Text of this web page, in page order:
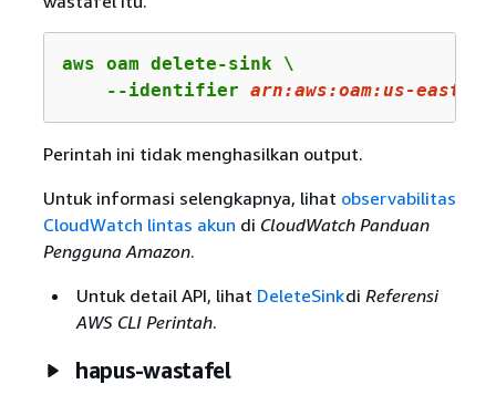
aws oam delete-sink \
    --identifier
arn:aws:oam:us-east-
Perintah ini tidak menghasilkan output.
Untuk informasi selengkapnya, lihat observabilitas
CloudWatch lintas akun di CloudWatch Panduan
Pengguna Amazon.
Untuk detail API, lihat DeleteSinkdiReferensi
AWS CLI Perintah.
hapus-wastafel